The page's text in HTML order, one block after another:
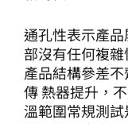
通孔性表示產
部沒有任何複
產品結構參差
傳 熱器提升，
溫範圍常規測